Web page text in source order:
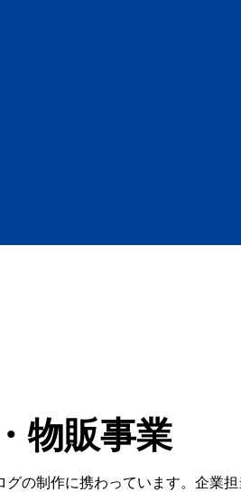
物販事業
の制作に携わっています。企業